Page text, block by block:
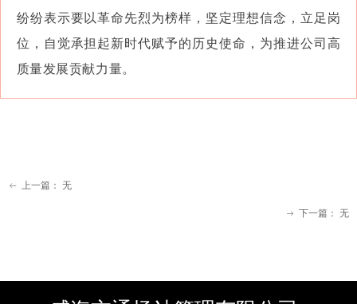
纷纷表示要以革命先烈为榜样，坚定理想信念，立足岗
位，自觉承担起新时代赋予的历史使命，为推进公司高
质量发展贡献力量。
ꂃ 上一篇： 无
ꁹ 下一篇： 无